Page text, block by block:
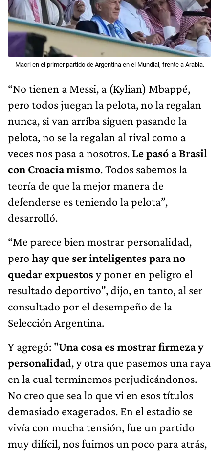
Macri en el primer partido de Argentina en el Mundial, frente a Arabia.
“No tienen a Messi, a (Kylian) Mbappé,
pero todos juegan la pelota, no la regalan
nunca, si van arriba siguen pasando la
pelota, no se la regalan al rival como a
veces nos pasa a nosotros. Le pasó a Brasil
con Croacia mismo. Todos sabemos la
teoría de que la mejor manera de
defenderse es teniendo la pelota”,
desarrolló.
“Me parece bien mostrar personalidad,
pero hay que ser inteligentes para no
quedar expuestos y poner en peligro el
resultado deportivo", dijo, en tanto, al ser
consultado por el desempeño de la
Selección Argentina.
Y agregó: "Una cosa es mostrar firmeza y
personalidad, y otra que pasemos una raya
en la cual terminemos perjudicándonos.
No creo que sea lo que vi en esos títulos
demasiado exagerados. En el estadio se
vivía con mucha tensión, fue un partido
muy difícil, nos fuimos un poco para atrás,